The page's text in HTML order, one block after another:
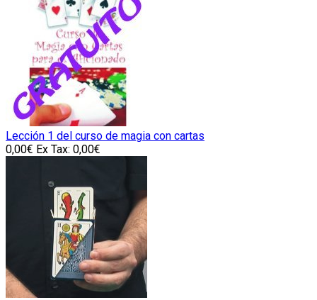
Lección 1 del curso de magia con cartas
0,00€ Ex Tax: 0,00€